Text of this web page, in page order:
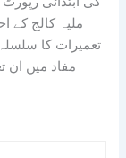
ملیہ کالج کے
تعمیرات کا
مفاد میں ان